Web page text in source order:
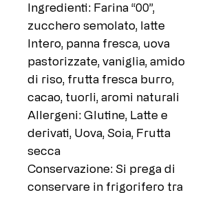
Ingredienti: Farina “00”,
zucchero semolato, latte
Intero, panna fresca, uova
pastorizzate, vaniglia, amido
di riso, frutta fresca burro,
cacao, tuorli, aromi naturali
Allergeni: Glutine, Latte e
derivati, Uova, Soia, Frutta
secca
Conservazione: Si prega di
conservare in frigorifero tra